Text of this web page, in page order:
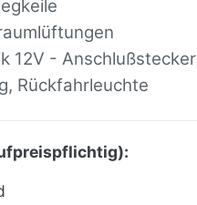
12V - Anschlußstecker
Rückfahrleuchte